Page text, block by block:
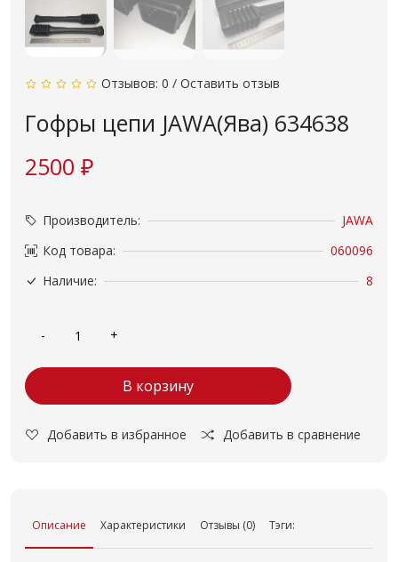
Отзывов: 0 / Оставить отзыв
Гофры цепи JAWA(Ява) 634638
2500 ₽
Производитель:
JAWA
Код товара:
060096
Наличие:
8
В корзину
Добавить в избранное Добавить в сравнение
Описание Характеристики Отзывы (0) Тэги: